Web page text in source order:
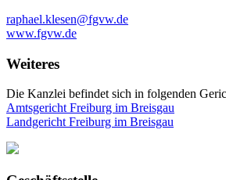
raphael.klesen@fgvw.de
www.fgvw.de
Weiteres
Die Kanzlei befindet sich in folgenden
Amtsgericht Freiburg im Breisgau
Landgericht Freiburg im Breisgau